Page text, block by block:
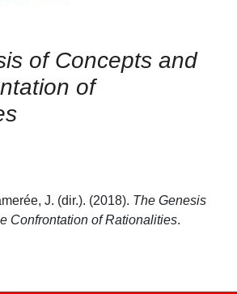
of Concepts and
of
J. (dir.). (2018). The Genesis
Confrontation of Rationalities.